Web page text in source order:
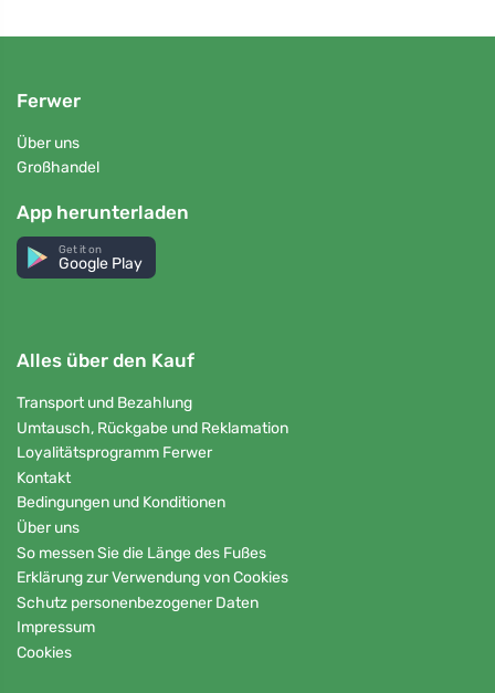
Ferwer
Über uns
Großhandel
App herunterladen
Get it on
Google Play
Alles über den Kauf
Transport und Bezahlung
Umtausch, Rückgabe und Reklamation
Loyalitätsprogramm Ferwer
Kontakt
Bedingungen und Konditionen
Über uns
So messen Sie die Länge des Fußes
Erklärung zur Verwendung von Cookies
Schutz personenbezogener Daten
Impressum
Cookies